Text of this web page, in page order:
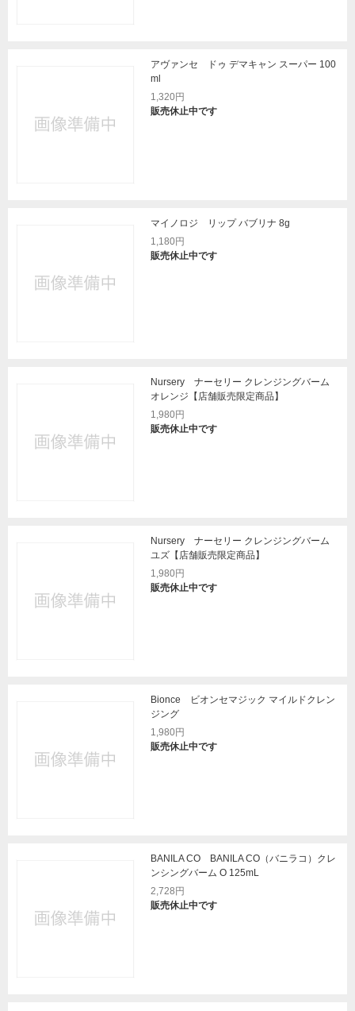
アヴァンセ ドゥ デマキャン スーパー 100
ml
1,320円
販売休止中です
マイノロジ リップ バブリナ 8g
1,180円
販売休止中です
Nursery ナーセリー クレンジングバーム
オレンジ【店舗販売限定商品】
1,980円
販売休止中です
Nursery ナーセリー クレンジングバーム
ユズ【店舗販売限定商品】
1,980円
販売休止中です
Bionce ビオンセマジック マイルドクレン
ジング
1,980円
販売休止中です
BANILA CO BANILA CO（バニラコ）クレ
ンシングバーム O 125mL
2,728円
販売休止中です